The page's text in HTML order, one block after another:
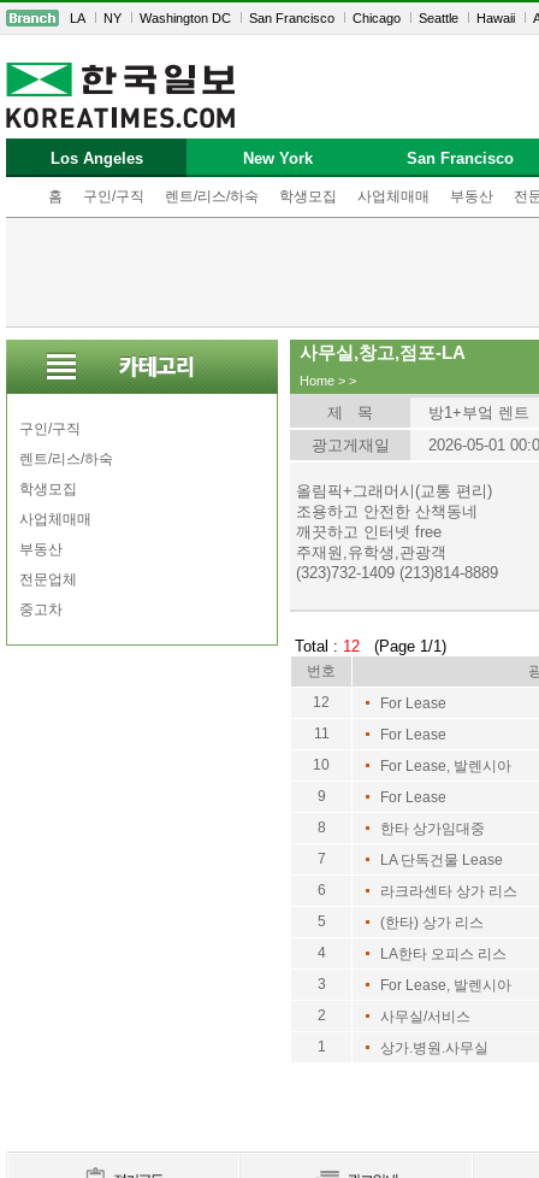
LA NY Washington DC San Francisco Chicago Seattle Hawaii
Los Angeles
홈 구인/구직 렌트/리스/하숙 학생모집 사업체매매 부동산 전
New York San Francisco
구인/구직
렌트/리스/하숙
학생모집
사업체매매
부동산
전문업체
중고차
사무실,창고,점포-LA
Home > >
제 목
방1+부엌 렌트
광고게재일
2026-05-01
올림픽+그래머시(교통 편리)
조용하고 안전한 산책동네
깨끗하고 인터넷 free
주재원,유학생,관광객
(323)732-1409 (213)814-8889
Total : 12 (Page 1/1)
번호
12
For Lease
11
For Lease
10
For Lease, 발렌시아
9
For Lease
8
한타 상가임대중
7
LA 단독건물 Lease
6
라크라센타 상가 리스
5
(한타) 상가 리스
4
LA한타 오피스 리스
3
For Lease, 발렌시아
2
사무실/서비스
1
상가.병원.사무실